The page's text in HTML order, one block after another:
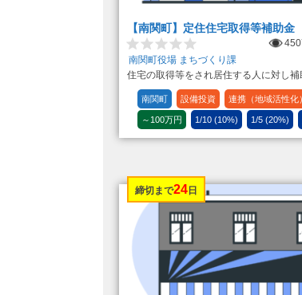
【南関町】定住住宅取得等補助金
南関町役場 まちづくり課
住宅の取得等をされ居住する人に対し
南関町 設備投資 連携（地域活性化）
～100万円 1/10 (10%) 1/5 (20%)
締切まで24 日